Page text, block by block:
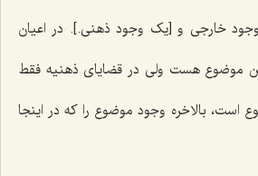
خارجى و [یک وجود ذهنی.]. در اعیان
موضوع هست ولى در قضایاى ذهنیه فقط
است، بالاخره وجود موضوع را كه در اینجا